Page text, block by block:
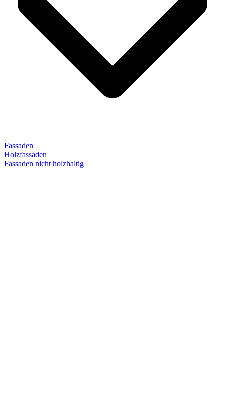
Fassaden
Holzfassaden
Fassaden nicht holzhaltig